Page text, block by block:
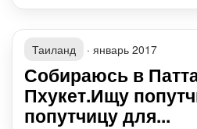
Таиланд · январь 2017
Собираюсь в
Пхукет.Ищу
попутчицу для...